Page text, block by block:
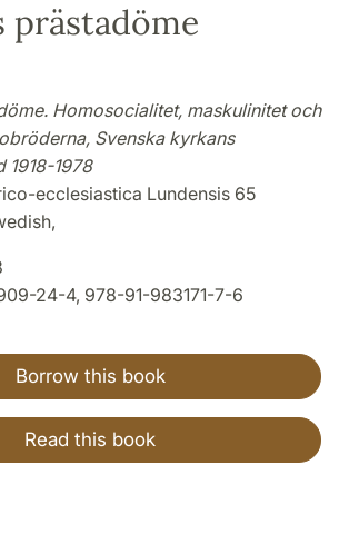
prästadöme
Homosocialitet, maskulinitet och
Svenska kyrkans
1978
ecclesiastica Lundensis 65
24-4, 978-91-983171-7-6
Borrow this book
Read this book